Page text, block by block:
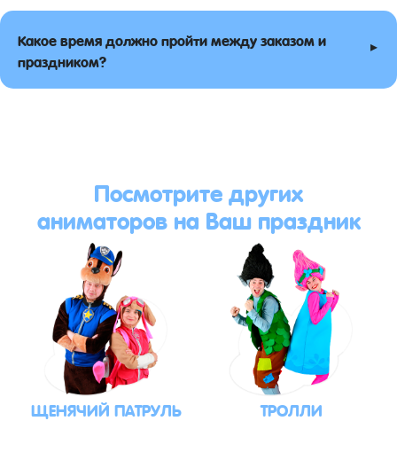
Какое время должно пройти между заказом и
праздником?
▸
Посмотрите других
аниматоров на Ваш праздник
ЩЕНЯЧИЙ ПАТРУЛЬ ТРОЛЛИ